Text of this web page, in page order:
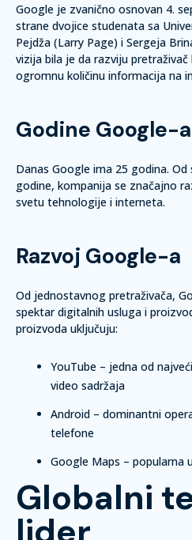
Google je zvanično osnovan 4.
strane dvojice studenata sa
Pejdža (Larry Page) i Sergeja
vizija bila je da razviju
ogromnu količinu informacija na
Godine Google-a
Danas Google ima 25 godina. Od
godine, kompanija se značajno
svetu tehnologije i interneta.
Razvoj Google-a
Od jednostavnog pretraživača,
spektar digitalnih usluga i
proizvoda uključuju:
YouTube – jedna od
video sadržaja
Android – dominantni
telefone
Google Maps – popularna
Globalni
lider